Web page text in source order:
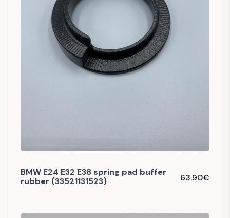
BMW E24 E32 E38 spring pad buffer
rubber (33521131523)
63.90€